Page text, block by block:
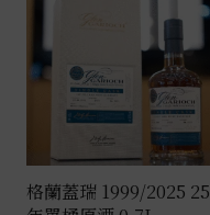
格蘭蓋瑞 1999/2025 25